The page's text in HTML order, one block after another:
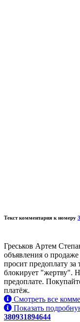
Текст комментария к номеру
Греськов Артем
объявления о
просит предоплату
блокирует "жертву".
предоплате.
платёж.
Смотреть все
Показать
380931894644